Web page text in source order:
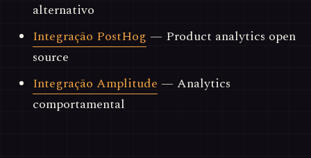
alternativo
Integração PostHog — Product analytics open
source
Integração Amplitude — Analytics
comportamental